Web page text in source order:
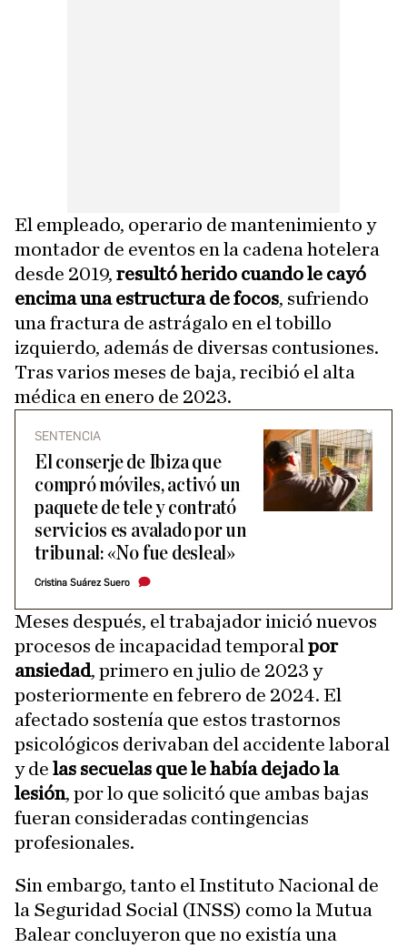
El empleado, operario de mantenimiento y
montador de eventos en la cadena hotelera
desde 2019, resultó herido cuando le cayó
encima una estructura de focos, sufriendo
una fractura de astrágalo en el tobillo
izquierdo, además de diversas contusiones.
Tras varios meses de baja, recibió el alta
médica en enero de 2023.
SENTENCIA
El conserje de Ibiza que
compró móviles, activó un
paquete de tele y contrató
servicios es avalado por un
tribunal: «No fue desleal»
Cristina Suárez Suero
Meses después, el trabajador inició nuevos
procesos de incapacidad temporal por
ansiedad, primero en julio de 2023 y
posteriormente en febrero de 2024. El
afectado sostenía que estos trastornos
psicológicos derivaban del accidente laboral
y de las secuelas que le había dejado la
lesión, por lo que solicitó que ambas bajas
fueran consideradas contingencias
profesionales.
Sin embargo, tanto el Instituto Nacional de
la Seguridad Social (INSS) como la Mutua
Balear concluyeron que no existía una